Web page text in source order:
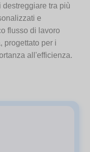
tra più
e
flusso di lavoro
progettato per i
all'efficienza.